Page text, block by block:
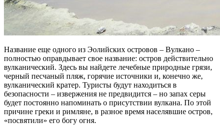
Название еще одного из Эолийских островов – Вулкано –
полностью оправдывает свое название: остров действительно
вулканический. Здесь вы найдете лечебные природные грязи,
черный песчаный пляж, горячие источники и, конечно же,
вулканический кратер. Туристы будут находиться в
безопасности – извержения не предвидится – но запах серы
будет постоянно напоминать о присутствии вулкана. По этой
причине греки и римляне, в разное время населявшие остров,
«посвятили» его богу огня.